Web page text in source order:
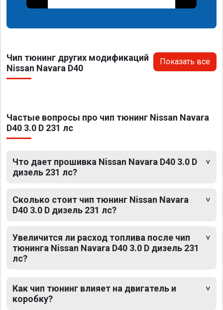
Чип тюнинг других модификаций
Nissan Navara D40
Показать все
Частые вопросы про чип тюнинг Nissan Navara
D40 3.0 D 231 лс
Что дает прошивка Nissan Navara D40 3.0 D
дизель 231 лс?
Сколько стоит чип тюнинг Nissan Navara
D40 3.0 D дизель 231 лс?
Увеличится ли расход топлива после чип
тюнинга Nissan Navara D40 3.0 D дизель 231
лс?
Как чип тюнинг влияет на двигатель и
коробку?